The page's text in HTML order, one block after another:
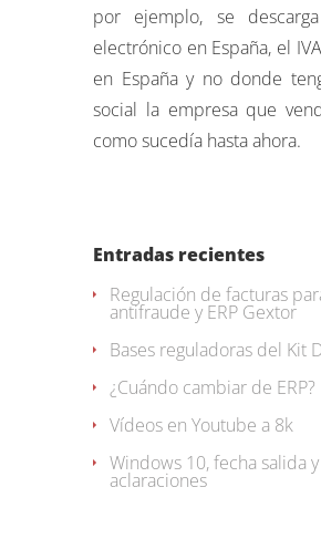
por ejemplo, se
electrónico en España, el
en España y no donde
social la empresa que
como sucedía hasta ahora.
Entradas recientes
Regulación de facturas
antifraude y ERP Gextor
Bases reguladoras del Kit
¿Cuándo cambiar de ERP?
Vídeos en Youtube a 8k
Windows 10, fecha salida y
aclaraciones